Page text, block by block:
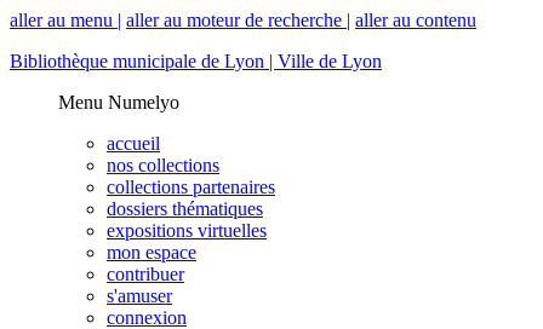
aller au menu | aller au moteur de recherche | aller au contenu
Bibliothèque municipale de Lyon | Ville de Lyon
Menu Numelyo
accueil
nos collections
collections partenaires
dossiers thématiques
expositions virtuelles
mon espace
contribuer
s'amuser
connexion